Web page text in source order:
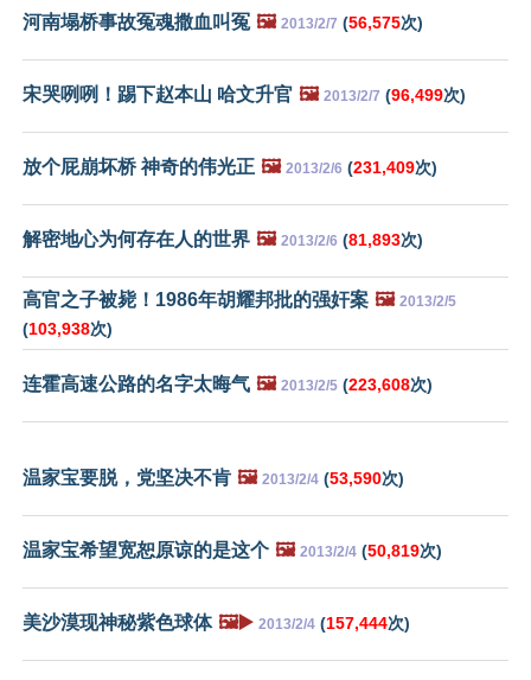
河南塌桥事故冤魂撒血叫冤 🖼️ 2013/2/7 (56,575次)
宋哭咧咧！踢下赵本山 哈文升官 🖼️ 2013/2/7 (96,499次)
放个屁崩坏桥 神奇的伟光正 🖼️ 2013/2/6 (231,409次)
解密地心为何存在人的世界 🖼️ 2013/2/6 (81,893次)
高官之子被毙！1986年胡耀邦批的强奸案 🖼️ 2013/2/5
(103,938次)
连霍高速公路的名字太晦气 🖼️ 2013/2/5 (223,608次)
温家宝要脱，党坚决不肯 🖼️ 2013/2/4 (53,590次)
温家宝希望宽恕原谅的是这个 🖼️ 2013/2/4 (50,819次)
美沙漠现神秘紫色球体 🖼️▶️ 2013/2/4 (157,444次)